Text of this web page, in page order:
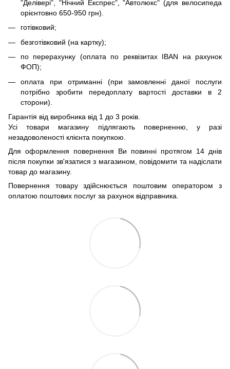
"Делівері", "Нічний Експрес", "Автолюкс" (для велосипеда
орієнтовно 650-950 грн).
готівковий;
безготівковий (на картку);
по перерахунку (оплата по реквізитах IBAN на рахунок
ФОП);
оплата при отриманні (при замовленні даної послуги
потрібно зробити передоплату вартості доставки в 2
сторони).
Гарантія від виробника від 1 до 3 років.
Усі товари магазину підлягають поверненню, у разі
незадоволеності клієнта покупкою.
Для оформлення повернення Ви повинні протягом 14 днів
після покупки зв'язатися з магазином, повідомити та надіслати
товар до магазину.
Повернення товару здійснюється поштовим оператором з
оплатою поштових послуг за рахунок відправника.